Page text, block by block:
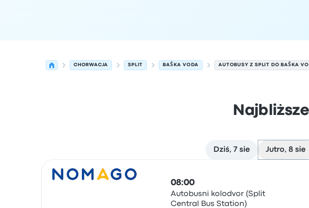
CHORWACJA SPLIT BAŠKA VODA AUTOBUSY Z SPLIT DO BAŠKA
Dziś, 7 sie Jutro, 8 sie
08:00
Autobusni kolodvor (Split
Central Bus Station)